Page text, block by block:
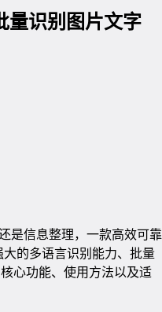
量识别图片文字
是信息整理，一款高效可靠
的多语言识别能力、批量
心功能、使用方法以及适